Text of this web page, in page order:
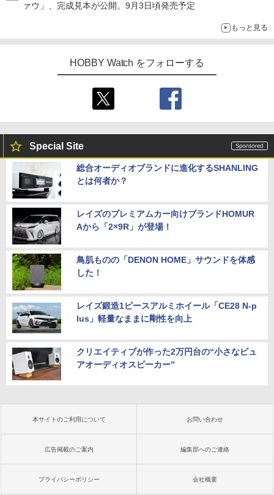
ァウ」、完成見本が公開。9月3日頃発売予定
もっと見る
HOBBY Watch をフォローする
Special Site
総合オーディオブランドに進化するSHANLING
とは何者か？
レイズのプレミアムカー向けブランドHOMUR
Aから「2×9R」が登場！
鳥肌ものの「DENON HOME」サウンドを体感
した！
レイズ鍛造1ピースアルミホイール「CE28 N-p
lus」軽量なままに剛性を向上
クリエイティブが作った2万円台の“小さなピュ
アオーディオスピーカー”
本サイトのご利用について お問い合わせ
広告掲載のご案内 編集部へのご連絡
プライバシーポリシー 会社概要